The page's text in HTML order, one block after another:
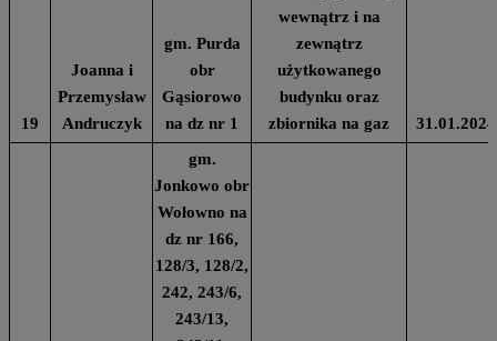
19
Joanna i
Przemysław
Andruczyk
gm. Purda
obr
Gąsiorowo
na dz nr 1
wewnątrz i na
zewnątrz
użytkowanego
budynku oraz
zbiornika na gaz
31.01.2024
gm.
Jonkowo obr
Wołowno na
dz nr 166,
128/3, 128/2,
242, 243/6,
243/13,